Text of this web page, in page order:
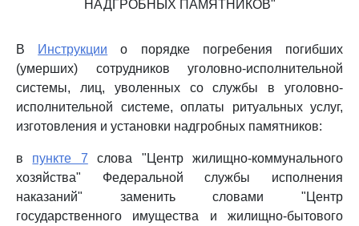
НАДГРОБНЫХ ПАМЯТНИКОВ"
В Инструкции о порядке погребения погибших
(умерших) сотрудников уголовно-исполнительной
системы, лиц, уволенных со службы в уголовно-
исполнительной системе, оплаты ритуальных услуг,
изготовления и установки надгробных памятников:
в пункте 7 слова "Центр жилищно-коммунального
хозяйства" Федеральной службы исполнения
наказаний" заменить словами "Центр
государственного имущества и жилищно-бытового